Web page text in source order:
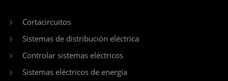
Cortacircuitos
Sistemas de distribución eléctrica
Controlar sistemas eléctricos
Sistemas eléctricos de energía